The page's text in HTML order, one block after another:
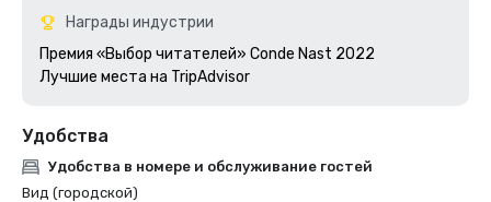
Награды индустрии
Премия «Выбор читателей» Conde Nast 2022
Удобства
Удобства в номере и обслуживание гостей
Вид (городской)